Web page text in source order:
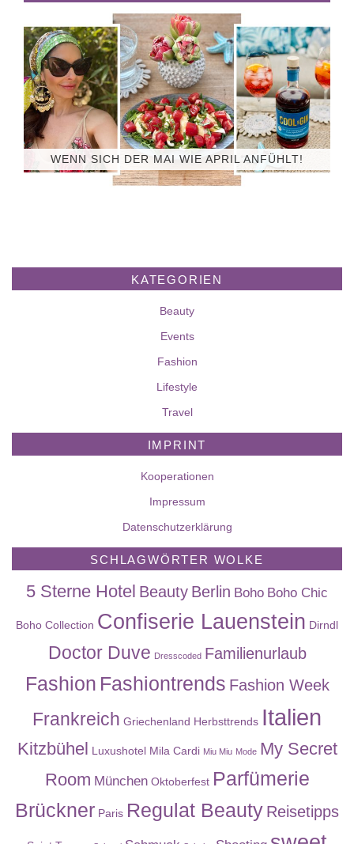
WENN SICH DER MAI WIE APRIL ANFÜHLT!
KATEGORIEN
Beauty
Events
Fashion
Lifestyle
Travel
IMPRINT
Kooperationen
Impressum
Datenschutzerklärung
SCHLAGWÖRTER WOLKE
5 Sterne Hotel Beauty Berlin Boho Boho Chic
Boho Collection Confiserie Lauenstein Dirndl
Doctor Duve Dresscoded Familienurlaub
Fashion Fashiontrends Fashion Week
Frankreich Griechenland Herbsttrends Italien
Kitzbühel Luxushotel Mila Cardi Miu Miu Mode My Secret
Room München Oktoberfest Parfümerie
Brückner Paris Regulat Beauty Reisetipps